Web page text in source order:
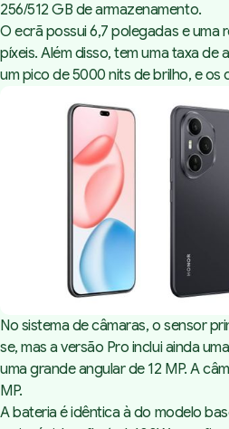
256/512 GB de armazenamento.
O ecrã possui 6,7 polegadas e uma
píxeis. Além disso, tem uma taxa de
um pico de 5000 nits de brilho, e
No sistema de câmaras, o sensor
se, mas a versão Pro inclui ainda
uma grande angular de 12 MP. A
MP.
A bateria é idêntica à do modelo